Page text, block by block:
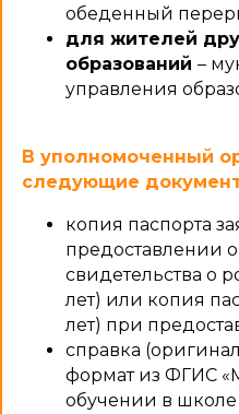
обеденный
для жителей
образований –
управления
В уполномоченный
следующие
копия паспорта
предоставлении
свидетельства о
лет) или копия
лет) при
справка
формат из ФГИС
обучении в